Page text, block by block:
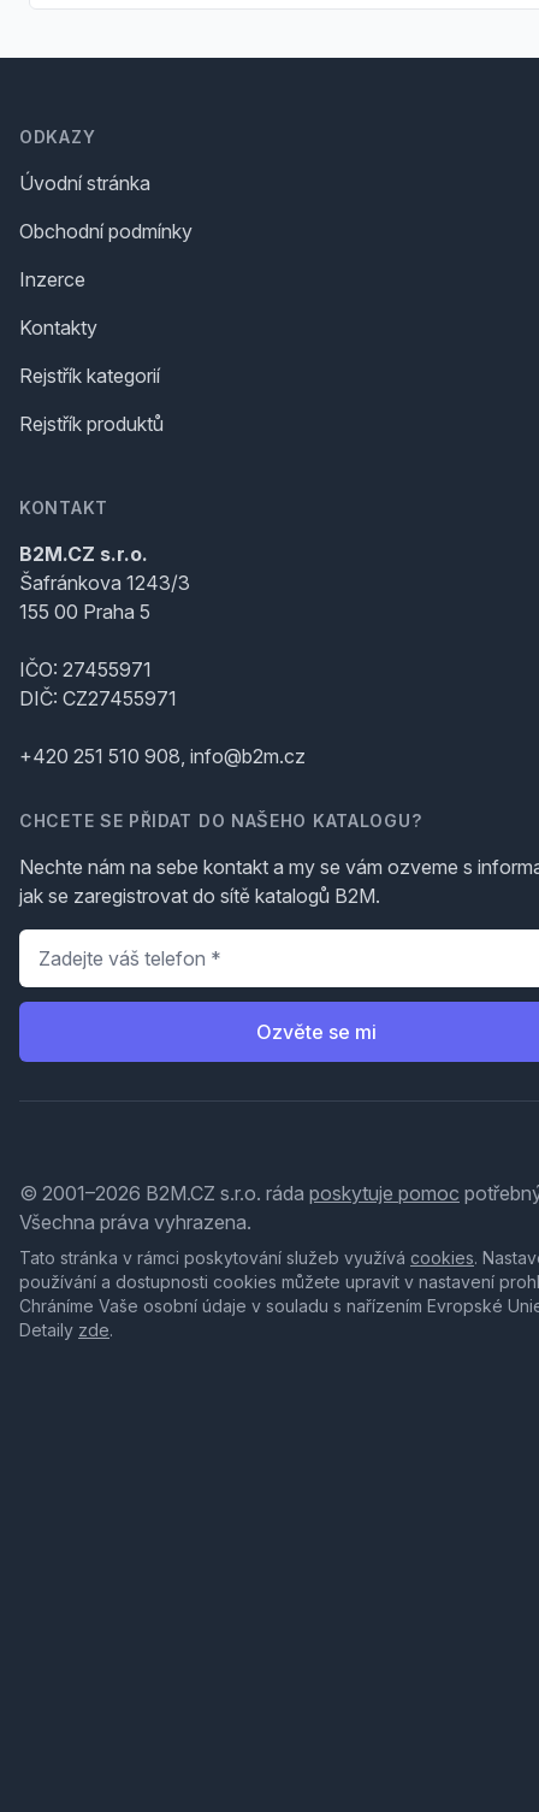
ODKAZY
Úvodní stránka
Obchodní podmínky
Inzerce
Kontakty
Rejstřík kategorií
Rejstřík produktů
KONTAKT
B2M.CZ s.r.o.
Šafránkova 1243/3
155 00 Praha 5
IČO: 27455971
DIČ: CZ27455971
+420 251 510 908, info@b2m.cz
CHCETE SE PŘIDAT DO NAŠEHO KATALOGU?
Nechte nám na sebe kontakt a my se vám ozveme s
jak se zaregistrovat do sítě katalogů B2M.
Telefon
Ozvěte se mi
© 2001–2026 B2M.CZ s.r.o. ráda poskytuje pomoc
Všechna práva vyhrazena.
Tato stránka v rámci poskytování služeb využívá cookies.
používání a dostupnosti cookies můžete upravit v nastavení
Chráníme Vaše osobní údaje v souladu s nařízením Evropské
Detaily zde.